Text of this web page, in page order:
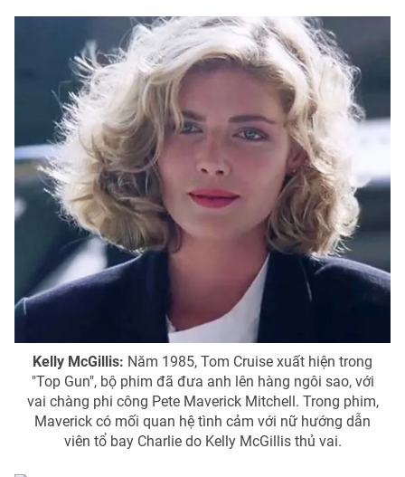
Câu chuyện quốc tế
Thị trường
Góc doanh nghiệp
Dữ liệu và đời sống
Truyền hình
Phim VTV
Hậu trường
Nhân vật
Khán giả
Giải sao mai
Giải trí
Điện ảnh
Âm nhạc
Đời sống
Du lịch
Làm đẹp
Chất lượng cuộc sống
Giáo dục
Tuyển sinh
Học trực tuyến
Công nghệ
Hitech Công nghệ tương lai
Sản phẩm
Thị trường
Tư vấn
Lịch phát sóng
Kelly McGillis: Năm 1985, Tom Cruise xuất hiện trong
"Top Gun", bộ phim đã đưa anh lên hàng ngôi sao, với
vai chàng phi công Pete Maverick Mitchell. Trong phim,
Maverick có mối quan hệ tình cảm với nữ hướng dẫn
viên tổ bay Charlie do Kelly McGillis thủ vai.